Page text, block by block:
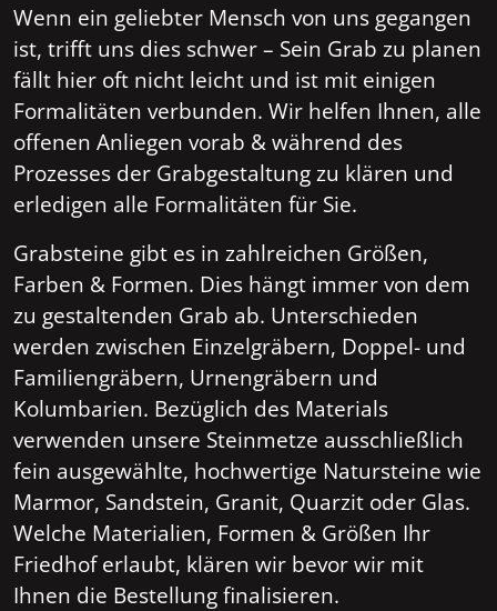
Wenn ein geliebter Mensch von uns gegangen
ist, trifft uns dies schwer – Sein Grab zu planen
fällt hier oft nicht leicht und ist mit einigen
Formalitäten verbunden. Wir helfen Ihnen, alle
offenen Anliegen vorab & während des
Prozesses der Grabgestaltung zu klären und
erledigen alle Formalitäten für Sie.
Grabsteine gibt es in zahlreichen Größen,
Farben & Formen. Dies hängt immer von dem
zu gestaltenden Grab ab. Unterschieden
werden zwischen Einzelgräbern, Doppel- und
Familiengräbern, Urnengräbern und
Kolumbarien. Bezüglich des Materials
verwenden unsere Steinmetze ausschließlich
fein ausgewählte, hochwertige Natursteine wie
Marmor, Sandstein, Granit, Quarzit oder Glas.
Welche Materialien, Formen & Größen Ihr
Friedhof erlaubt, klären wir bevor wir mit
Ihnen die Bestellung finalisieren.